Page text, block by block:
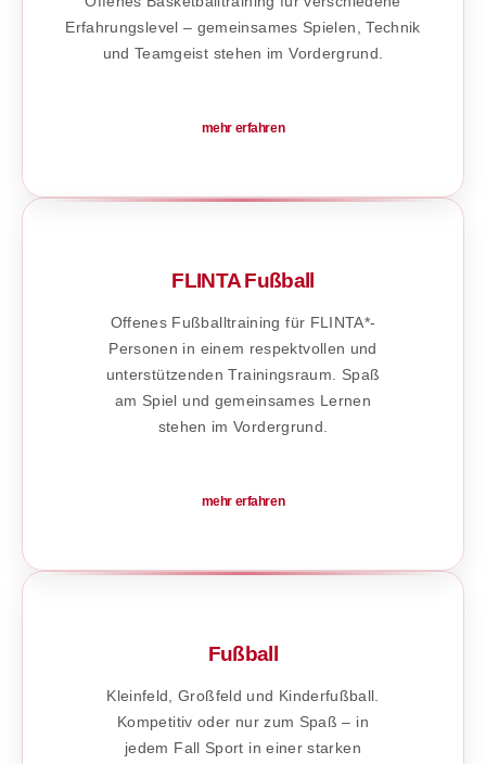
Erfahrungslevel – gemeinsames Spielen, Technik
und Teamgeist stehen im Vordergrund.
mehr erfahren
FLINTA Fußball
Offenes Fußballtraining für FLINTA*-
Personen in einem respektvollen und
unterstützenden Trainingsraum. Spaß
am Spiel und gemeinsames Lernen
stehen im Vordergrund.
mehr erfahren
Fußball
Kleinfeld, Großfeld und Kinderfußball.
Kompetitiv oder nur zum Spaß – in
jedem Fall Sport in einer starken